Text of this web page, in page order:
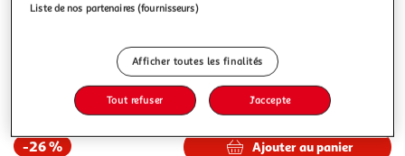
Plus d'options
Vendu parMultishop
-26 %
Ajouter au panier
Liste de nos partenaires (fournisseurs)
Afficher toutes les finalités
Tout refuser J'accepte